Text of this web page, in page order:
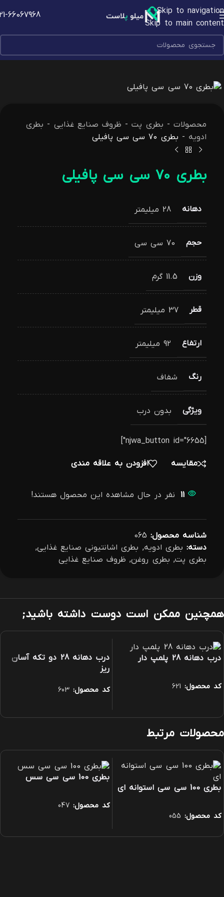
Skip to navigation
Skip to main content
66067968
محصولات - بطری پت- ظروف صنایع غذایی - بطری
ادویه - بطری 70 سی سی پافیلی
بطری 70 سی سی پافیلی
دهانه 28 میلیمتر
حجم 70 سی سی
وزن 11.5 گرم
قطر 37 میلیمتر
ارتفاع 92 میلیمتر
رنگ شفاف
ویژگی بدون درب
[njwa_button id="6655"]
مقایسه افزودن به علاقه مندی
11 نفر در حال مشاهده این محصول هستند!
شناسه محصول: 065
دسته: بطری ادویه, بطری اشانتیونی صنایع غذایی,
بطری پت, بطری روغن, ظروف صنایع غذایی
همچنین ممکن است دوست داشته باشید;
درب دهانه 28 پلمپ دار
کد محصول: 621
درب دهانه 28 دو تکه آسان
ریز
کد محصول: 603
محصولات مرتبط
بطری 100 سی سی استوانه ای
کد محصول: 055
بطری 100 سی سی سس
کد محصول: 047